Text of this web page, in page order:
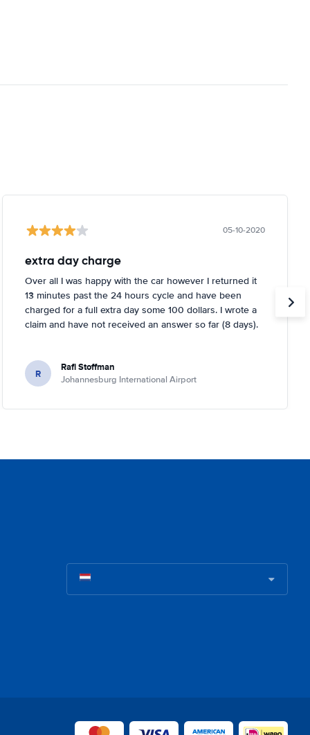
05-10-2020
extra day charge
Over all I was happy with the car however I returned it
13 minutes past the 24 hours cycle and have been
charged for a full extra day some 100 dollars. I wrote a
claim and have not received an answer so far (8 days).
R Rafi Stoffman
Johannesburg International Airport